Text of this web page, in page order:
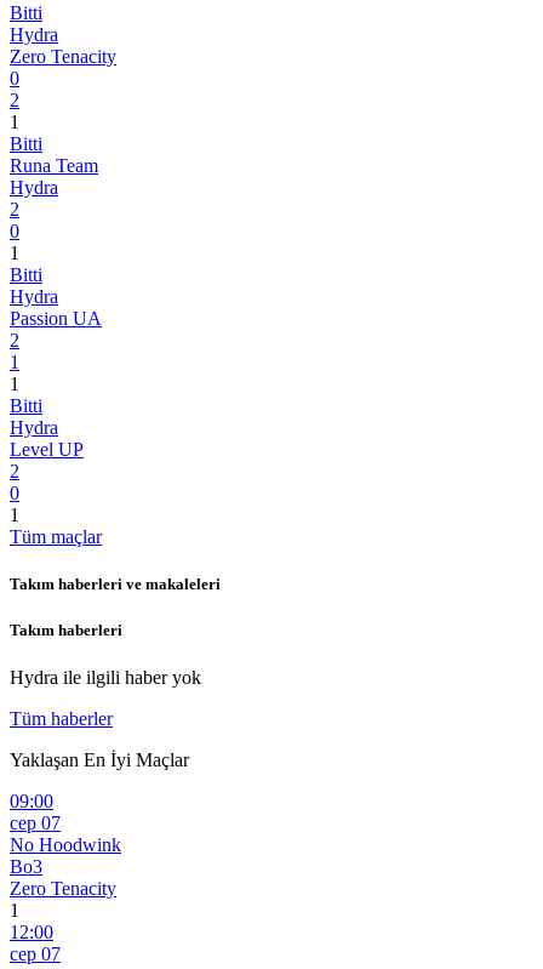
Bitti
Hydra
Zero Tenacity
0
2
1
Bitti
Runa Team
Hydra
2
0
1
Bitti
Hydra
Passion UA
2
1
1
Bitti
Hydra
Level UP
2
0
1
Tüm maçlar
Takım haberleri ve makaleleri
Takım haberleri
Hydra ile ilgili haber yok
Tüm haberler
Yaklaşan En İyi Maçlar
09:00
сер 07
No Hoodwink
Bo3
Zero Tenacity
1
12:00
сер 07